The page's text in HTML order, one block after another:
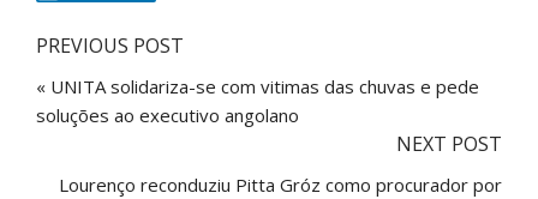
PREVIOUS POST
« UNITA solidariza-se com vitimas das chuvas e pede
soluções ao executivo angolano
NEXT POST
Lourenço reconduziu Pitta Gróz como procurador por